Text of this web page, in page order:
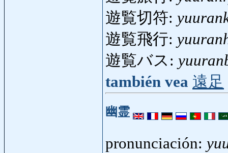
遊覧切符:
遊覧飛行:
遊覧バス:
también vea 遠足
幽霊
pronunciación: